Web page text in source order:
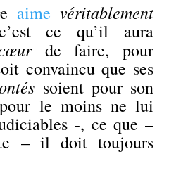
aime véritablement
ce qu’il aura
de faire, pour
convaincu que ses
soient pour son
le moins ne lui
-, ce que –
– il doit toujours